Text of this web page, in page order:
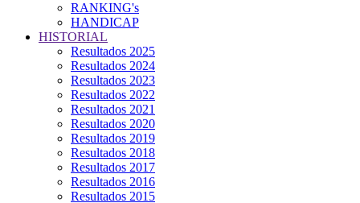
RANKING's
HANDICAP
HISTORIAL
Resultados 2025
Resultados 2024
Resultados 2023
Resultados 2022
Resultados 2021
Resultados 2020
Resultados 2019
Resultados 2018
Resultados 2017
Resultados 2016
Resultados 2015